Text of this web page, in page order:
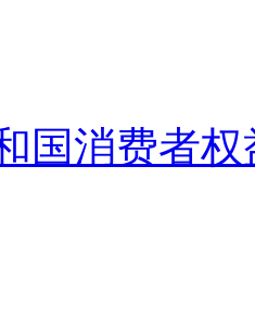
国消费者权